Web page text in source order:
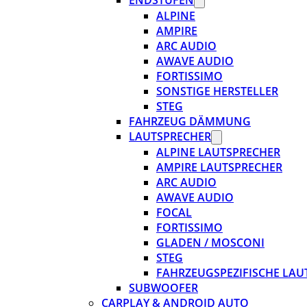
ALPINE
AMPIRE
ARC AUDIO
AWAVE AUDIO
FORTISSIMO
SONSTIGE HERSTELLER
STEG
FAHRZEUG DÄMMUNG
LAUTSPRECHER
ALPINE LAUTSPRECHER
AMPIRE LAUTSPRECHER
ARC AUDIO
AWAVE AUDIO
FOCAL
FORTISSIMO
GLADEN / MOSCONI
STEG
FAHRZEUGSPEZIFISCHE
SUBWOOFER
CARPLAY & ANDROID AUTO